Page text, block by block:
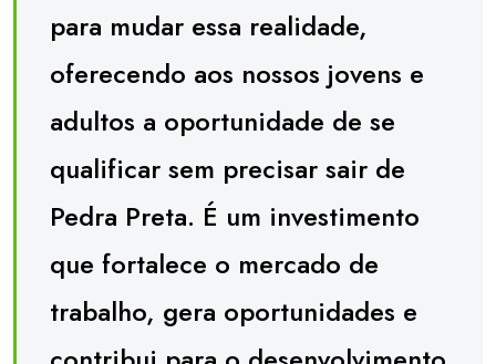
para mudar essa realidade,
oferecendo aos nossos jovens e
adultos a oportunidade de se
qualificar sem precisar sair de
Pedra Preta. É um investimento
que fortalece o mercado de
trabalho, gera oportunidades e